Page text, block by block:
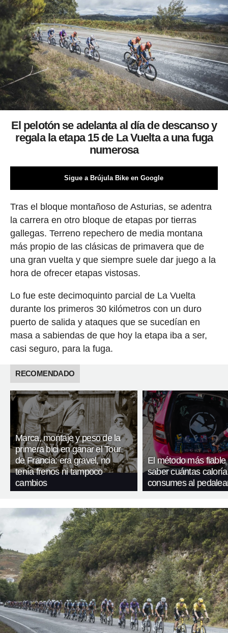
El pelotón se adelanta al día de descanso y
regala la etapa 15 de La Vuelta a una fuga
numerosa
Sigue a Brújula Bike en Google
Tras el bloque montañoso de Asturias, se adentra
la carrera en otro bloque de etapas por tierras
gallegas. Terreno repechero de media montana
más propio de las clásicas de primavera que de
una gran vuelta y que siempre suele dar juego a la
hora de ofrecer etapas vistosas.
Lo fue este decimoquinto parcial de La Vuelta
durante los primeros 30 kilómetros con un duro
puerto de salida y ataques que se sucedían en
masa a sabiendas de que hoy la etapa iba a ser,
casi seguro, para la fuga.
RECOMENDADO
Marca, montaje y peso de la
primera bici en ganar el Tour
de Francia: era gravel, no
tenía frenos ni tampoco
cambios
El método más fiable
saber cuántas
consumes al